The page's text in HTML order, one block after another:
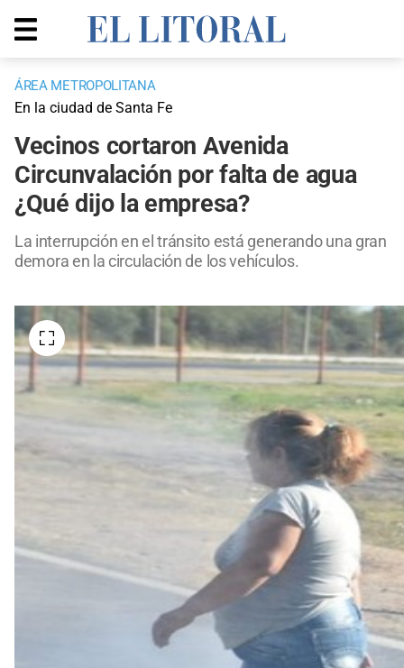
ÁREA METROPOLITANA
En la ciudad de Santa Fe
Vecinos cortaron Avenida
Circunvalación por falta de agua
¿Qué dijo la empresa?
La interrupción en el tránsito está generando una gran
demora en la circulación de los vehículos.